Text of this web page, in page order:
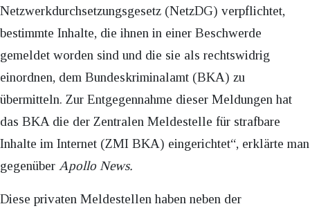
Netzwerkdurchsetzungsgesetz (NetzDG) verpflichtet,
bestimmte Inhalte, die ihnen in einer Beschwerde
gemeldet worden sind und die sie als rechtswidrig
einordnen, dem Bundeskriminalamt (BKA) zu
übermitteln. Zur Entgegennahme dieser Meldungen hat
das BKA die der Zentralen Meldestelle für strafbare
Inhalte im Internet (ZMI BKA) eingerichtet“, erklärte man
gegenüber Apollo News.
Diese privaten Meldestellen haben neben der